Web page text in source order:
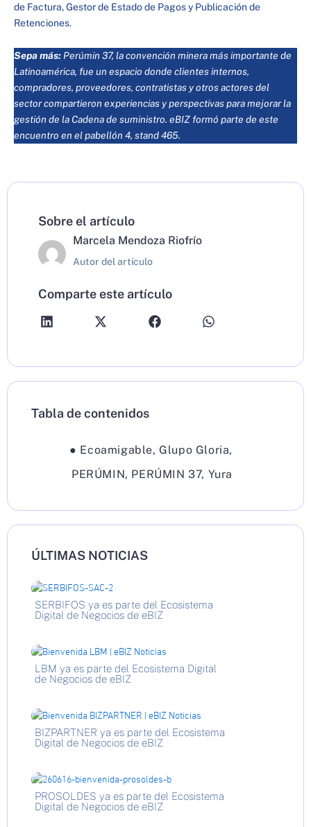
de Factura, Gestor de Estado de Pagos y Publicación de
Retenciones.
Sepa más: Perúmin 37, la convención minera más importante de
Latinoamérica, fue un espacio donde clientes internos,
compradores, proveedores, contratistas y otros actores del
sector compartieron experiencias y perspectivas para mejorar la
gestión de la Cadena de suministro. eBIZ formó parte de este
encuentro en el pabellón 4, stand 465.
Sobre el artículo
Marcela Mendoza Riofrío
Autor del artículo
Comparte este artículo
Tabla de contenidos
● Ecoamigable,Glupo Gloria,
PERÚMIN, PERÚMIN 37, Yura
ÚLTIMAS NOTICIAS
SERBIFOS ya es parte del Ecosistema
Digital de Negocios de eBIZ
LBM ya es parte del Ecosistema Digital
de Negocios de eBIZ
BIZPARTNER ya es parte del Ecosistema
Digital de Negocios de eBIZ
PROSOLDES ya es parte del Ecosistema
Digital de Negocios de eBIZ